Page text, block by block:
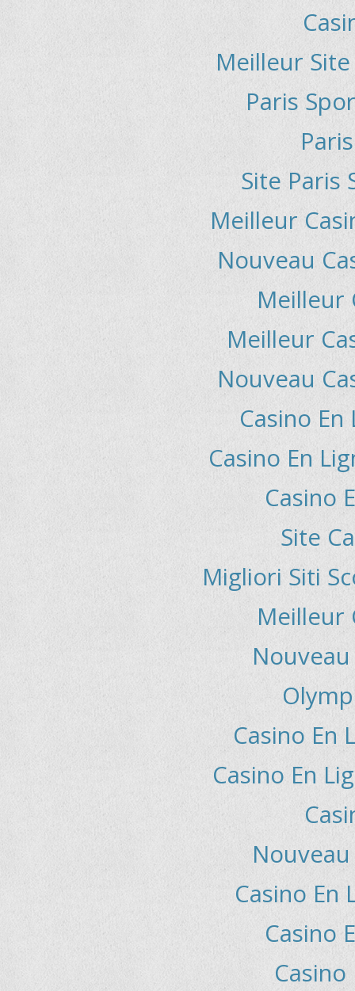
Meilleur
Paris
Site Paris
Meilleur
Nouveau
Meilleur
Meilleur
Nouveau
Casino
Casino En
Casino
Site
Migliori Siti
Meilleur
Casino En
Casino En
Casino En
Casino
Casino